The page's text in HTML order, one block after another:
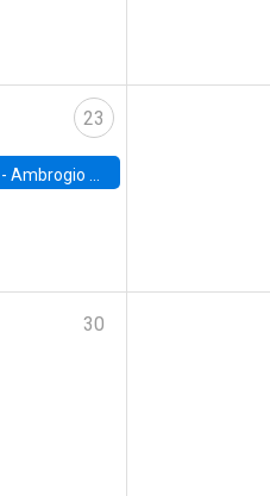
23
Ambrogio Cesa-Bianchi, Bank of England
30